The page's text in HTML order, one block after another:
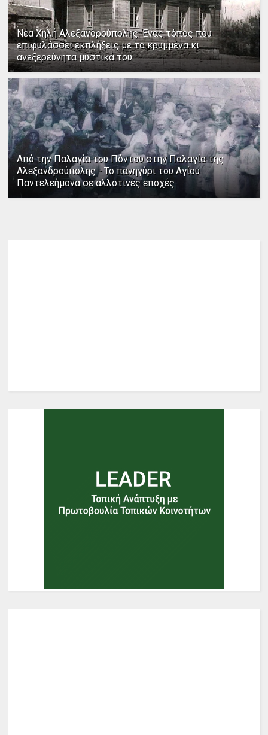
Νέα Χηλή Αλεξανδρούπολης: Ένας τόπος που
επιφυλάσσει εκπλήξεις με τα κρυμμένα κι
ανεξερεύνητα μυστικά του
Από την Παλαγία του Πόντου στην Παλαγία της
Αλεξανδρούπολης - Το πανηγύρι του Αγίου
Παντελεήμονα σε αλλοτινές εποχές